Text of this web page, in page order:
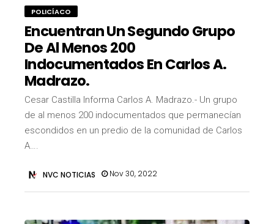
POLICÍACO
Encuentran Un Segundo Grupo
De Al Menos 200
Indocumentados En Carlos A.
Madrazo.
Cesar Castilla Informa Carlos A. Madrazo.- Un grupo
de al menos 200 indocumentados que permanecían
escondidos en un predio de la comunidad de Carlos
A….
NVC NOTICIAS Nov 30, 2022